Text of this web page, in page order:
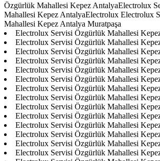
Özgürlük Mahallesi Kepez AntalyaElectrolux
Mahallesi Kepez AntalyaElectrolux Electrolux
Mahallesi Kepez Antalya Muratpaşa
Electrolux Servisi Özgürlük Mahallesi
Electrolux Servisi Özgürlük Mahallesi
Electrolux Servisi Özgürlük Mahallesi
Electrolux Servisi Özgürlük Mahallesi
Electrolux Servisi Özgürlük Mahallesi
Electrolux Servisi Özgürlük Mahallesi
Electrolux Servisi Özgürlük Mahallesi
Electrolux Servisi Özgürlük Mahallesi
Electrolux Servisi Özgürlük Mahallesi
Electrolux Servisi Özgürlük Mahallesi
Electrolux Servisi Özgürlük Mahallesi
Electrolux Servisi Özgürlük Mahallesi
Electrolux Servisi Özgürlük Mahallesi
Electrolux Servisi Özgürlük Mahallesi